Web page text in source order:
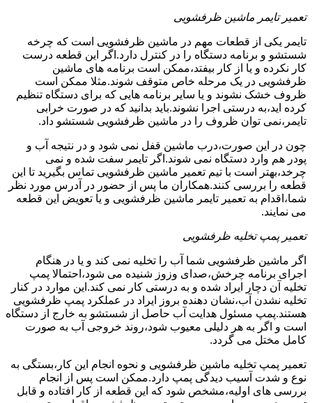
تعمیر تایمر ماشین ظرفشویی
تایمر یکی از قطعات مهم در ماشین ظرفشویی است که چرخه
شستشو و برنامه دستگاه را در کنترل دارد.اگر این قطعه درست
کار نکرده و یا از کار بیفتد،ممکن است برنامه های ماشین
ظرفشویی در یک مرحله خاص متوقف شوند.مثلا ممکن است
ظروف خشک نشوند و یا سایر برنامه هایی که برای دستگاه تنظیم
کرده اید،به درستی اجرا نشوند.باید بدانید که در صورت خرابی
تایمر،نمی توان ظروف را در ماشین ظرفشویی شستشو داد.
چون در این صورت،درب ماشین قفل نمی شود و در نتیجه آب و
پودر هم وارد دستگاه نمی شوند.اگر تایمر سفت شده و نمی
چرخد،بهتر است با تیم تعمیر ماشین ظرفشویی تماس بگیرید تا این
قطعه را بررسی کنند.همکاران ما پس از حضور در آدرس مورد نظر
شما،اقدام به تعمیر تایمر ماشین ظرفشویی و یا تعویض این قطعه
می نمایند.
تعمیر پمپ تخلیه ظرفشویی
اگر ماشین ظرفشویی شما آب را تخلیه نمی کند و یا در هنگام
اجرای برنامه چرخش،صدای وزوز شنیده می شود،احتمالا پمپ
تخلیه آن دچار ایراد شده و به درستی کار نمی کند.این موارد در کنار
تخلیه نشدن آب،نشان دهنده بروز ایراد در عملکرد پمپ ظرفشویی
هستند.پمپ مسئول هدایت آب حاصل از شستشو به خارج از دستگاه
است و اگر به هر دلیلی معیوب شود،روند خروجی آب به صورت
کامل مختل می گردد.
تعمیر پمپ تخلیه ماشین ظرفشویی و نحوه انجام این کار،بستگی به
نوع و شدت آسیب دیدگی پمپ دارد.ممکن است پس از انجام
بررسی های اولیه،مشخص شود که این قطعه از کار افتاده و قابل